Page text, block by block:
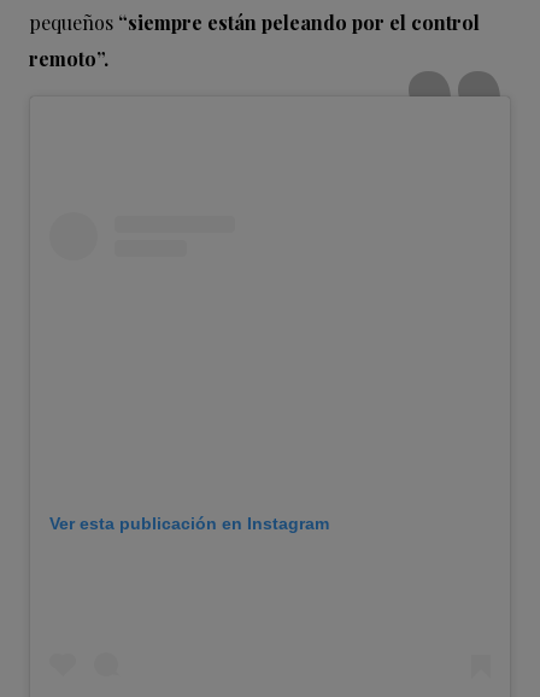
pequeños “siempre están peleando por el control
remoto”.
Ver esta publicación en Instagram